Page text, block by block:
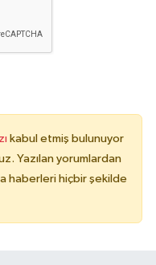
kabul etmiş bulunuyor
Yazılan yorumlardan
haberleri hiçbir şekilde